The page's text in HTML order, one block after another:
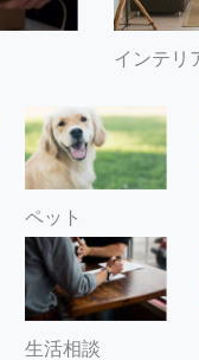
インテリ
ペット
生活相談